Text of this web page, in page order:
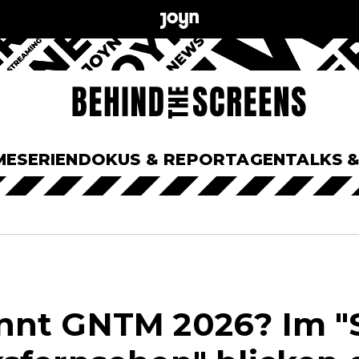
SERIENDOKUS & REPORTAGENTALKS
GNTM 2026? Im